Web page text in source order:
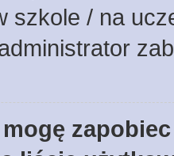
szkole / na